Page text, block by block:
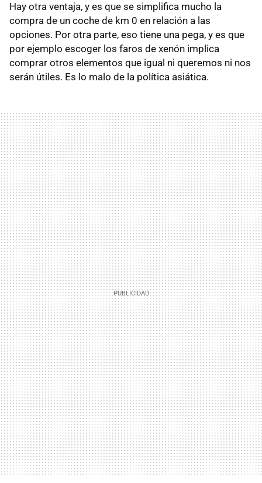
Hay otra ventaja, y es que se simplifica mucho la
compra de un coche de km 0 en relación a las
opciones. Por otra parte, eso tiene una pega, y es que
por ejemplo escoger los faros de xenón implica
comprar otros elementos que igual ni queremos ni nos
serán útiles. Es lo malo de la política asiática.